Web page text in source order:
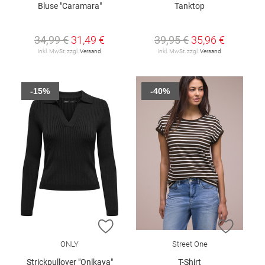
Bluse "Caramara"
34,99 € 31,49 €
inkl. MwSt. zzgl. Versand
Tanktop
39,95 € 35,96 €
inkl. MwSt. zzgl. Versand
ZUR WUNSCHLISTE HINZUFÜGEN
ONLY
Strickpullover "Onlkaya"
-15%
ZUR
Street One
T-Shirt
-40%